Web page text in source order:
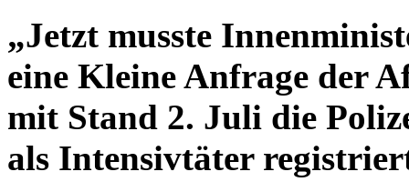
„Jetzt musste
eine Kleine Anfrage der
mit Stand 2. Juli die
als Intensivtäter